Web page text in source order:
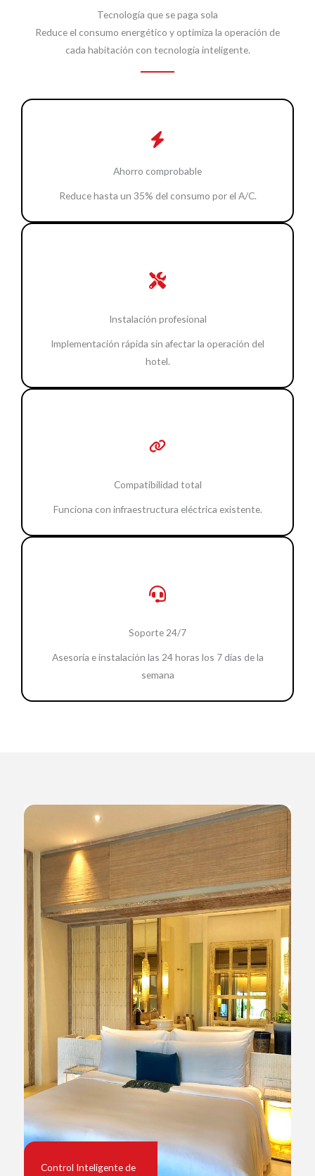
Tecnología que se paga sola
Reduce el consumo energético y optimiza la operación de
cada habitación con tecnología inteligente.
Ahorro comprobable
Reduce hasta un 35% del consumo por el A/C.
Instalación profesional
Implementación rápida sin afectar la operación del
hotel.
Compatibilidad total
Funciona con infraestructura eléctrica existente.
Soporte 24/7
Asesoría e instalación las 24 horas los 7 días de la
semana
Control Inteligente de